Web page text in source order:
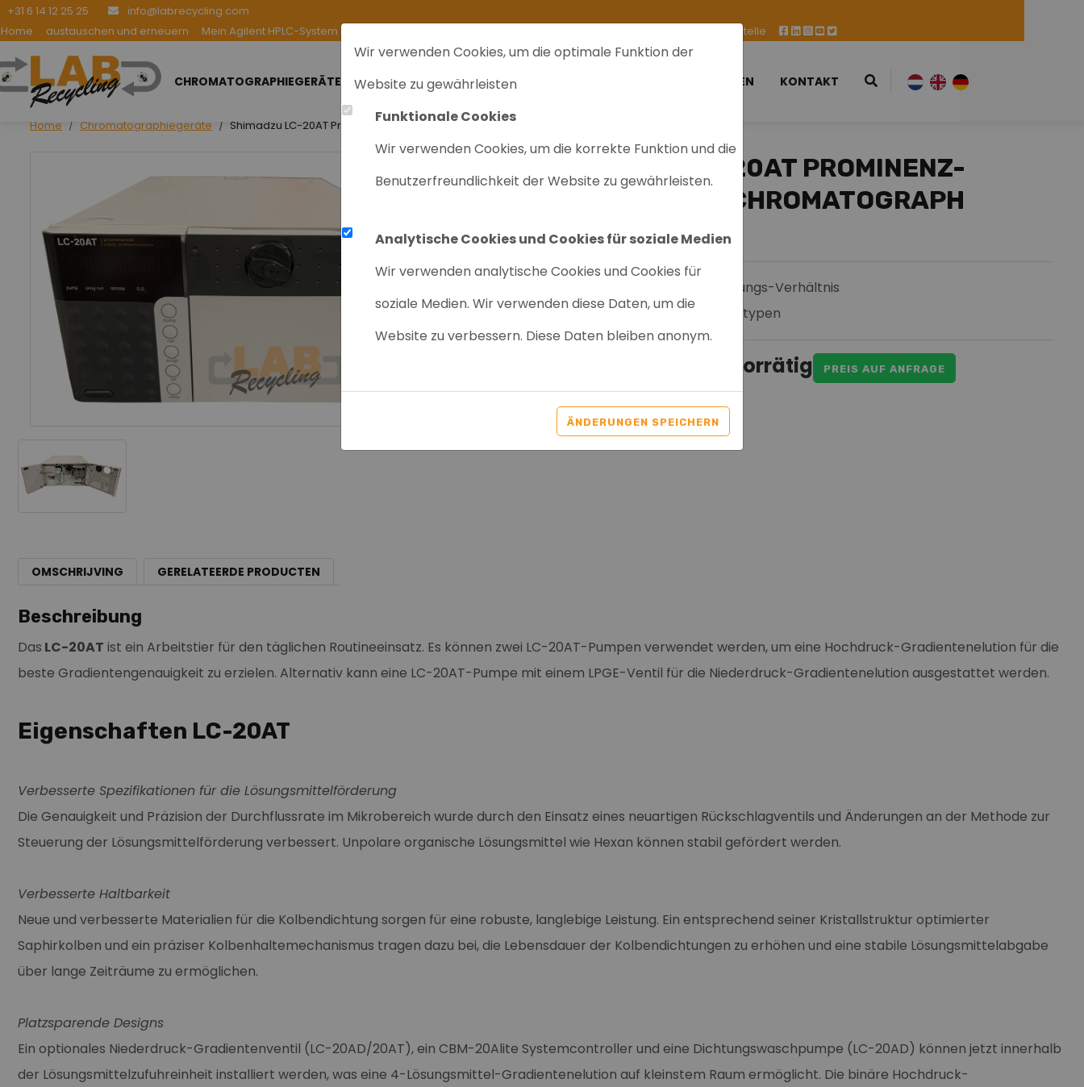
Wir verwenden Cookies, um die optimale Funktion der
Website zu gewährleisten
Funktionale Cookies
Wir verwenden Cookies, um die korrekte Funktion und die
Benutzerfreundlichkeit der Website zu gewährleisten.
Analytische Cookies und Cookies für soziale Medien
Wir verwenden analytische Cookies und Cookies für
soziale Medien. Wir verwenden diese Daten, um die
Website zu verbessern. Diese Daten bleiben anonym.
ÄNDERUNGEN SPEICHERN
+31 6 14 12 25 25
info@labrecycling.com
Home
austauschen und erneuern Mein Agilent HPLC-System bekommt ein zweites Leben Labrecycling Verkaufsstelle
CHROMATOGRAPHIEGERÄTE EINKAUF CHARITÄTEN MESSEN KONTAKT
Home Chromatographiegeräte Shimadzu LC-20AT Prominenz-Flüssigkeitschromatograph
SHIMADZU LC-20AT PROMINENZ-
FLÜSSIGKEITSCHROMATOGRAPH
Artikelnr: 8072
Nachgefragt/ Nicht vorrätig PREIS AUF ANFRAGE
Gutes Preis-Leistungs-Verhältnis
Aufrüstung mit neuen Modultypen
OMSCHRIJVING GERELATEERDE PRODUCTEN
Beschreibung
Das LC-20AT ist ein Arbeitstier für den täglichen Routineeinsatz. Es können zwei LC-20AT-Pumpen verwendet werden, um eine Hochdruck-Gradientenelution für die
beste Gradientengenauigkeit zu erzielen. Alternativ kann eine LC-20AT-Pumpe mit einem LPGE-Ventil für die Niederdruck-Gradientenelution ausgestattet werden.
Eigenschaften LC-20AT
Verbesserte Spezifikationen für die Lösungsmittelförderung
Die Genauigkeit und Präzision der Durchflussrate im Mikrobereich wurde durch den Einsatz eines neuartigen Rückschlagventils und Änderungen an der Methode zur
Steuerung der Lösungsmittelförderung verbessert. Unpolare organische Lösungsmittel wie Hexan können stabil gefördert werden.
Verbesserte Haltbarkeit
Neue und verbesserte Materialien für die Kolbendichtung sorgen für eine robuste, langlebige Leistung. Ein entsprechend seiner Kristallstruktur optimierter
Saphirkolben und ein präziser Kolbenhaltemechanismus tragen dazu bei, die Lebensdauer der Kolbendichtungen zu erhöhen und eine stabile Lösungsmittelabgabe
über lange Zeiträume zu ermöglichen.
Platzsparende Designs
Ein optionales Niederdruck-Gradientenventil (LC-20AD/20AT), ein CBM-20Alite Systemcontroller und eine Dichtungswaschpumpe (LC-20AD) können jetzt innerhalb
der Lösungsmittelzufuhreinheit installiert werden, was eine 4-Lösungsmittel-Gradientenelution auf kleinstem Raum ermöglicht. Die binäre Hochdruck-